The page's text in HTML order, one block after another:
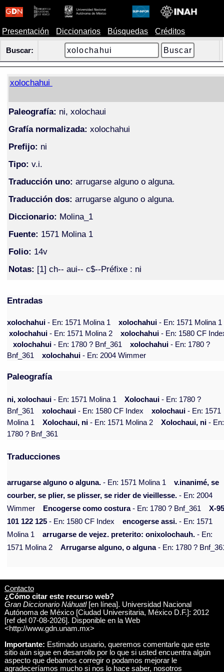
Presentación Diccionarios Búsquedas Créditos
Buscar:
xolochahui
Paleografía: ni, xolochaui
Grafía normalizada: xolochahui
Prefijo: ni
Tipo: v.i.
Traducción uno: arrugarse alguno o alguna.
Traducción dos: arrugarse alguno o alguna.
Diccionario: Molina_1
Fuente: 1571 Molina 1
Folio: 14v
Notas: [1] ch-- aui-- c$--Préfixe : ni
Entradas
xolochahui- En: 1571 Molina 1 xolochahui- En: 1571 Molina 1
xolochahui- En: 1571 Molina 2 xolochahui- En: 1580 CF
xolochahui- En: 1780 ? Bnf_361 xolochahui- En: 1780 ?
Bnf_361
xolochahui- En: 2004 Wimmer
Paleografía
ni, xolochaui - En: 1571 Molina 1 Xolochaui - En: 1780 ?
Bnf_361
xolochaui - En: 1580 CF Index xolochaui - En: 1571
Molina 1
Xolochaui, ni - En: 1571 Molina 2 Xolochaui, ni - En:
1780 ? Bnf_361
Traducciones
arrugarse alguno o alguna. - En: 1571 Molina 1
v.inanimé, se
courber, se plier, se plisser, se rider de vieillesse. - En: 2004
Wimmer
Encogerse como costura- En: 1780 ? Bnf_361
X-
101 122 125 - En: 1580 CF Index encogerse assi. - En: 1571
Molina 1
arrugarse de vejez. preterito: onixolochauh. - En:
1571 Molina 2
Arrugarse alguno, o alguna- En: 1780 ?
Contacto
¿Cómo citar este recurso web?
Gran Diccionario Náhuatl[en línea]. Universidad Nacional
Autónoma de México [Ciudad Universitaria, México D.F.]: 2012
[ref del 07-08-2026]. Disponible en la Web
<http://www.gdn.unam.mx>
Importante: Estimado usuario, queremos comentarle que este
sitio aún sigue en desarrollo por lo que si usted encuentra algún
aspecto que debamos corregir o podamos mejorar le
agradeceríamos mucho si nos lo hace saber, nosotros